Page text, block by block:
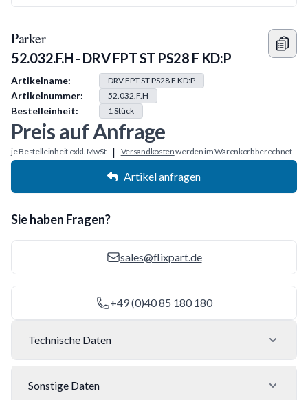
Parker
52.032.F.H - DRV FPT ST PS28 F KD:P
Produkt Information
Artikelname: DRV FPT ST PS28 F KD:P
Artikelnummer: 52.032.F.H
Bestelleinheit: 1Stück
Preis auf Anfrage
je Bestelleinheit exkl. MwSt | Versandkostenwerden im Warenkorb berechnet
Artikel anfragen
Sie haben Fragen?
sales@flixpart.de
+49 (0)40 85 180 180
Technische Daten
Sonstige Daten